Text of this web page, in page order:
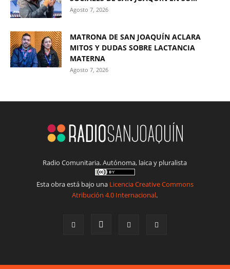
Agosto 7, 2026
MATRONA DE SAN JOAQUÍN ACLARA
MITOS Y DUDAS SOBRE LACTANCIA
MATERNA
Agosto 7, 2026
Radio Comunitaria. Autónoma, laica y pluralista
Esta obra está bajo una Licencia Creative Commons
Atribución 4.0 Internacional.